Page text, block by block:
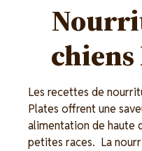
chiens
Les recettes de
Plates offrent une
alimentation de haute
petites races. La